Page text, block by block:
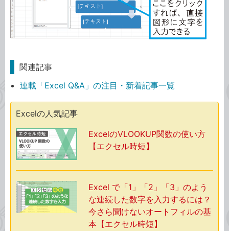
関連記事
連載「Excel Q&A」の注目・新着記事一覧
Excelの人気記事
ExcelのVLOOKUP関数の使い方
【エクセル時短】
Excel で「1」「2」「3」のよう
な連続した数字を入力するには？
今さら聞けないオートフィルの基
本【エクセル時短】